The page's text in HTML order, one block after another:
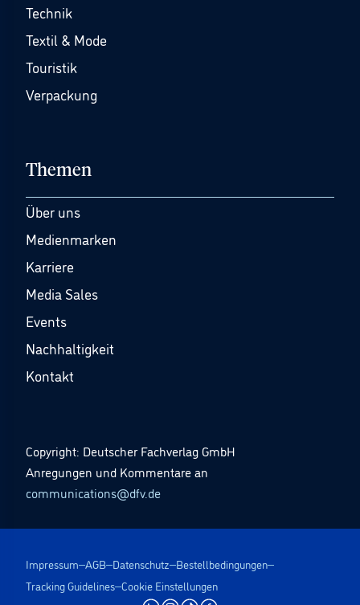
Technik
Textil & Mode
Touristik
Verpackung
Themen
Über uns
Medienmarken
Karriere
Media Sales
Events
Nachhaltigkeit
Kontakt
Copyright: Deutscher Fachverlag GmbH
Anregungen und Kommentare an
communications@dfv.de
Impressum AGB Datenschutz Bestellbedingungen
Tracking Guidelines Cookie Einstellungen